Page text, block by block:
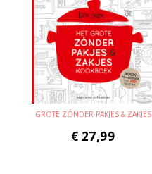
GROTE ZÓNDER PAKJES & ZAKJES
€ 27,99